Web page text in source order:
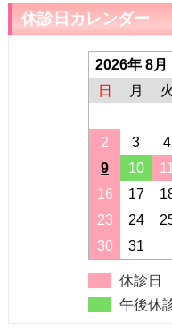
休診日カレンダー
2026年 8月
日
月 火
2
3 4
9
10 11
16
17
23
24
30
31
休診日
午後休